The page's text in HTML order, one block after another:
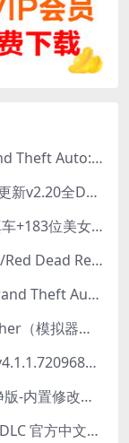
侠盗猎车手：罪恶都市重制版/Grand Theft Auto: Vice City – The Definitive Edition
赛博朋克2077/Cyberpunk 2077（更新v2.20全DLC）
GTA5中国风（1.41整合版1300辆真车+183位美女与英雄+200%存档）
荒野大镖客2：救赎终极版/大表哥2/Red Dead Redemption 2: Ultimate Edition（更新v1491.50终极版）
侠盗猎车手：圣安地列斯重制版/Grand Theft Auto: San Andreas – The Definitive Edition（更新v1.113.49697469）
女神驾到：夏日甜心/Happy Together（模拟器版-升级豪华终极珍藏版+全DLC）
博德之门3/Baldur’s Gate 3（更新v4.1.1.7209685）
侠盗猎车手5/GTA5（更新v1.70纯净版-内置修改器+通关存档）
使命召唤17 黑色行动 冷战V1.34 全DLC 官方中文版COD17